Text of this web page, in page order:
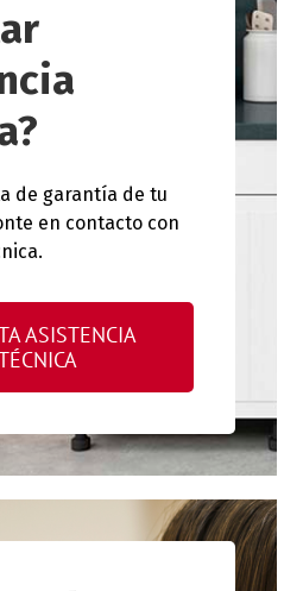
de garantía de tu
en contacto con
ASISTENCIA